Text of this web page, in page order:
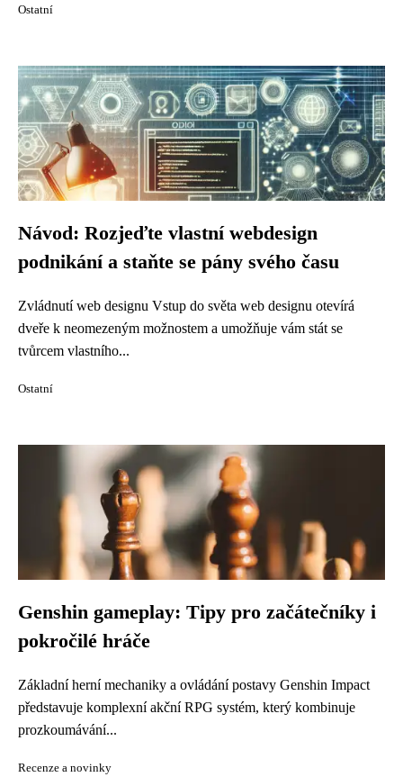
Ostatní
Návod: Rozjeďte vlastní webdesign
podnikání a staňte se pány svého času
Zvládnutí web designu Vstup do světa web designu otevírá
dveře k neomezeným možnostem a umožňuje vám stát se
tvůrcem vlastního...
Ostatní
Genshin gameplay: Tipy pro začátečníky i
pokročilé hráče
Základní herní mechaniky a ovládání postavy Genshin Impact
představuje komplexní akční RPG systém, který kombinuje
prozkoumávání...
Recenze a novinky